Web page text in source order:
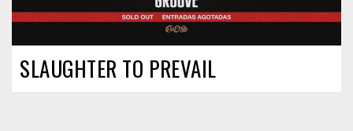
SLAUGHTER TO PREVAIL